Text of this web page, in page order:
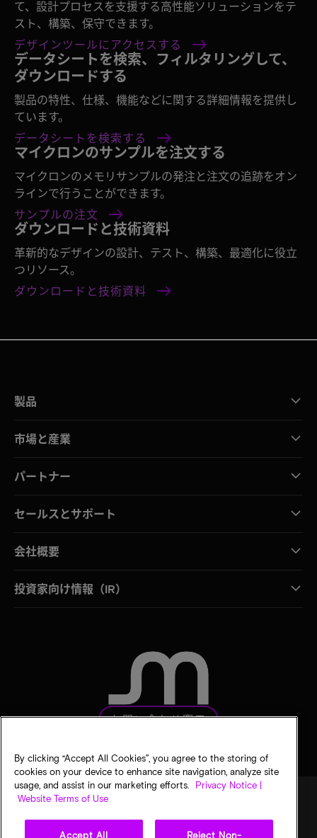
て、設計プロセスを支援する高性能ソリューションをテ
スト、構築、保守できます。
デザインツールにアクセスする
データシートを検索、フィルタリングして、
ダウンロードする
製品の特性、仕様、機能などに関する詳細情報を提供し
ています。
データシートを検索する
マイクロンのサンプルを注文する
マイクロンのメモリサンプルの発注と注文の追跡をオン
ラインで行うことができます。
サンプルの注文
ダウンロードと技術資料
革新的なデザインの設計、テスト、構築、最適化に役立
つリソース。
ダウンロードと技術資料
製品
市場と産業
パートナー
セールスとサポート
会社概要
投資家向け情報（IR）
お問い合わせ窓口
マイクロンのプライバシー通知 販売条件
By clicking “Accept All Cookies”, you agree to the storing of
cookies on your device to enhance site navigation, analyze site
usage, and assist in our marketing efforts.
Privacy Notice |
Website Terms of Use
Accept All Reject Non-